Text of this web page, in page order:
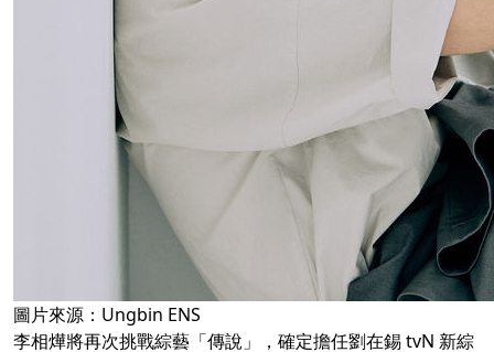
圖片來源：Ungbin ENS
李相燁將再次挑戰綜藝「傳說」，確定擔任劉在錫 tvN 新綜